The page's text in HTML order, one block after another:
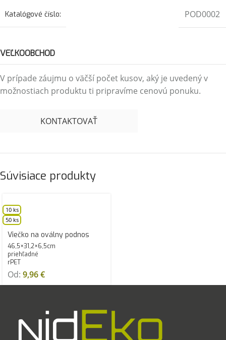
Katalógové číslo: POD0002
VEĽKOOBCHOD
V prípade záujmu o väčší počet kusov, aký je uvedený v
možnostiach produktu ti pripravíme cenovú ponuku.
KONTAKTOVAŤ
Súvisiace produkty
10 ks
50 ks
Viečko na oválny podnos
46,5×31,2×6,5cm
priehľadné
rPET
Od: 9,96€